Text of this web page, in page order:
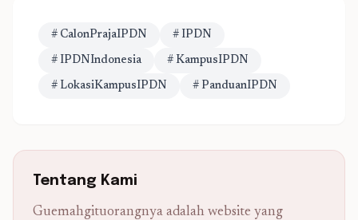
# CalonPrajaIPDN # IPDN
# IPDNIndonesia # KampusIPDN
# LokasiKampusIPDN # PanduanIPDN
Tentang Kami
Guemahgituorangnya adalah website yang